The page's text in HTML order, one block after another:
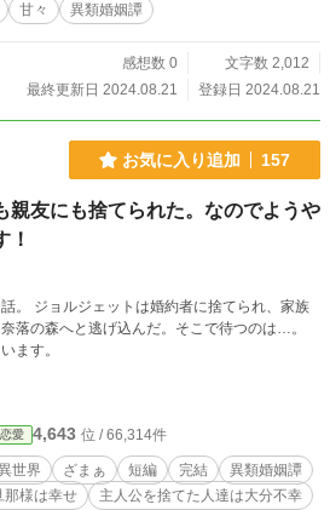
甘々 異類婚姻譚
感想数 0
文字数 2,012
最終更新日 2024.08.21
登録日 2024.08.21
お気に入り追加 157
親友にも捨てられた。なのでようや
！
、家族
落の森へと逃げ込んだ。そこで待つのは…。
ます。
恋愛 4,643 位 / 66,314件
世界 ざまぁ 短編 完結
異類婚姻譚
那様は幸せ 主人公を捨てた人達は大分不幸